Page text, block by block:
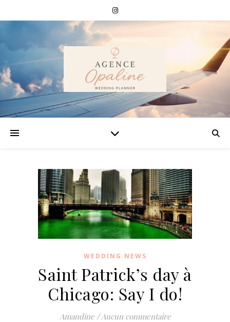
WEDDING NEWS
Saint Patrick’s day à
Chicago: Say I do!
Amandine /Aucun commentaire